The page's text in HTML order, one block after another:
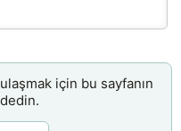
için bu sayfanın